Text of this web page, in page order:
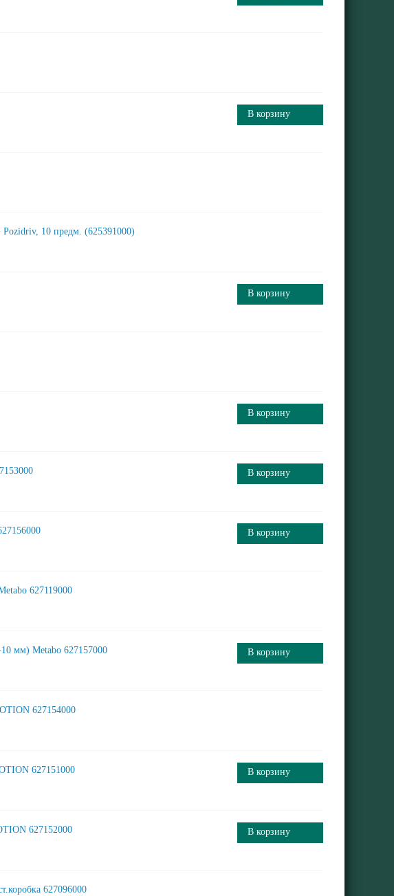
В корзину
10 предм. (625391000)
В корзину
В корзину
В корзину
В корзину
627119000
В корзину
мм) Metabo 627157000
627154000
В корзину
627151000
В корзину
627152000
627096000